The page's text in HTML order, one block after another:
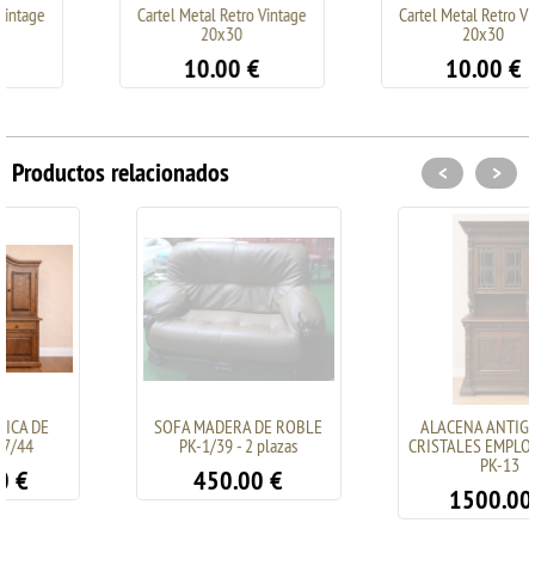
Cartel Metal Retro Vintage
€
Cartel Metal Retro Vintage
€
Productos relacionados
SOFA MADERA DE ROBLE
PK-1/39 - 2 plazas
€
ALACENA ANTIGUA CON
CRISTALES EMPLOMADOS -
€
< >